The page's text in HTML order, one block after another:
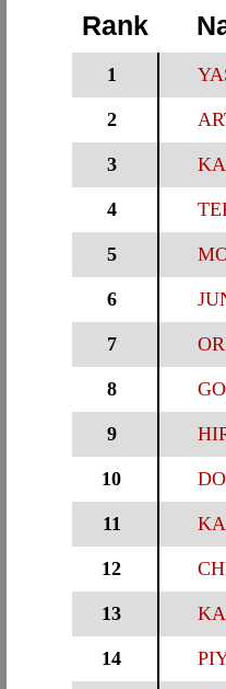
Rank
1
2
3
4
5
6
7
8
9
10
11
12
13
14